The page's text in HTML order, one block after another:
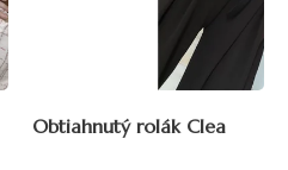
Obtiahnutý rolák Clea